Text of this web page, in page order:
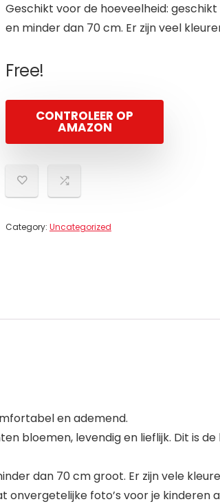
Geschikt voor de hoeveelheid:
en minder dan 70 cm. Er zijn veel
Free!
CONTROLEER OP
AMAZON
Category: Uncategorized
en ademend.
bloemen, levendig en lieflijk. Dit is
dan 70 cm groot. Er zijn vele
foto’s voor je kinderen